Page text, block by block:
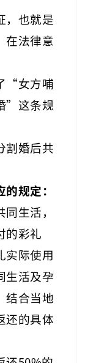
，也就是
在法律意
“女方哺
”这条规
割婚后共
规定：
生活，
的彩礼
实际使用
生活及孕
结合当地
还的具体